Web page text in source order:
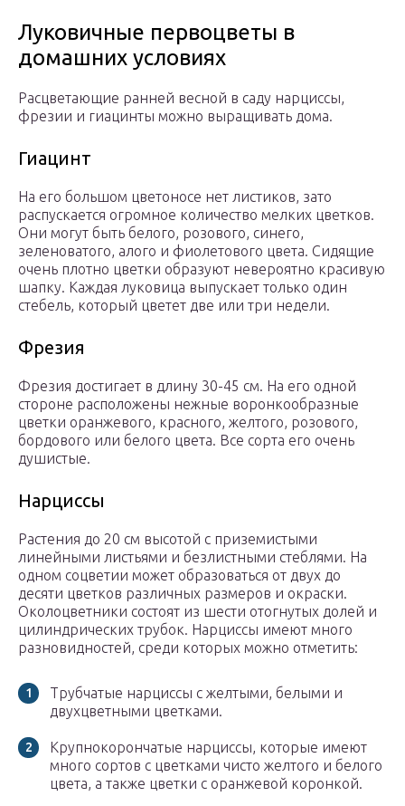
Луковичные первоцветы в
домашних условиях
Расцветающие ранней весной в саду нарциссы,
фрезии и гиацинты можно выращивать дома.
Гиацинт
На его большом цветоносе нет листиков, зато
распускается огромное количество мелких цветков.
Они могут быть белого, розового, синего,
зеленоватого, алого и фиолетового цвета. Сидящие
очень плотно цветки образуют невероятно красивую
шапку. Каждая луковица выпускает только один
стебель, который цветет две или три недели.
Фрезия
Фрезия достигает в длину 30-45 см. На его одной
стороне расположены нежные воронкообразные
цветки оранжевого, красного, желтого, розового,
бордового или белого цвета. Все сорта его очень
душистые.
Нарциссы
Растения до 20 см высотой с приземистыми
линейными листьями и безлистными стеблями. На
одном соцветии может образоваться от двух до
десяти цветков различных размеров и окраски.
Околоцветники состоят из шести отогнутых долей и
цилиндрических трубок. Нарциссы имеют много
разновидностей, среди которых можно отметить:
Трубчатые нарциссы с желтыми, белыми и
двухцветными цветками.
Крупнокорончатые нарциссы, которые имеют
много сортов с цветками чисто желтого и белого
цвета, а также цветки с оранжевой коронкой.